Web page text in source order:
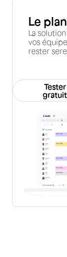
Le
La
vos
rester